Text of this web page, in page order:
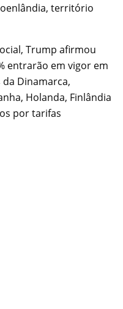
território
Trump afirmou
entrarão em vigor em
Dinamarca,
Holanda, Finlândia
por tarifas